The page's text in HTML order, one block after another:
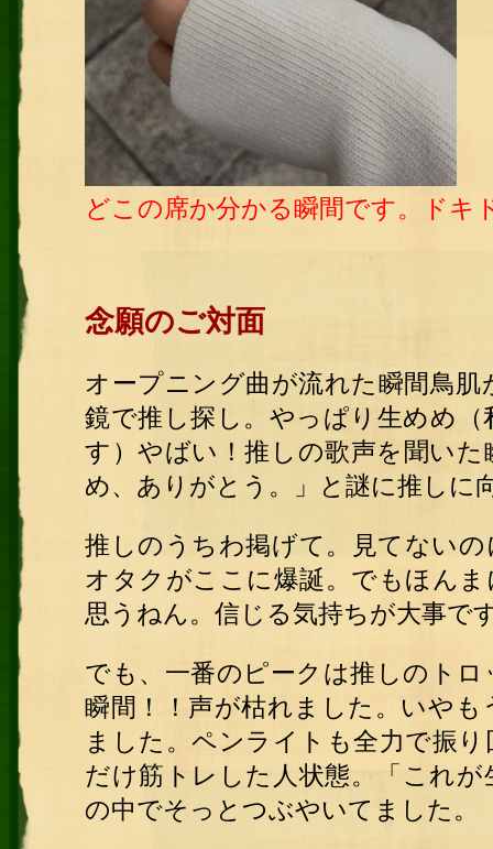
どこの席か分かる瞬間です。ドキ
念願のご対面
オープニング曲が流れた瞬間鳥
鏡で推し探し。やっぱり生めめ
す）やばい！推しの歌声を聞い
め、ありがとう。」と謎に推しに
推しのうちわ掲げて。見てない
オタクがここに爆誕。でもほん
思うねん。信じる気持ちが大事で
でも、一番のピークは推しのト
瞬間！！声が枯れました。いや
ました。ペンライトも全力で振
だけ筋トレした人状態。「これ
の中でそっとつぶやいてました。